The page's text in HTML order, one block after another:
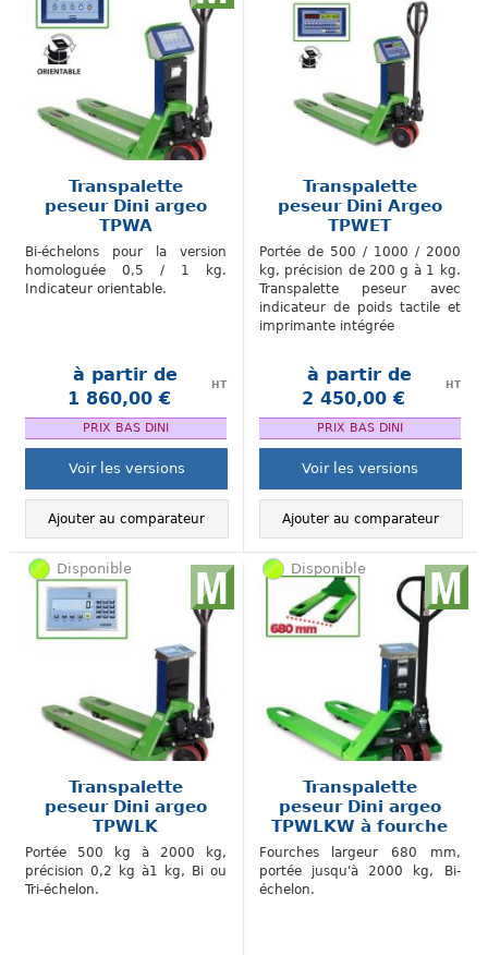
Transpalette
peseur Dini argeo
TPWA
Bi-échelons pour la version
homologuée 0,5 / 1 kg.
Indicateur orientable.
à partir de
1 860,00 €
HT
PRIX BAS DINI
Voir les versions
Ajouter au comparateur
Transpalette
peseur Dini Argeo
TPWET
Portée de 500 / 1000 / 2000
kg, précision de 200 g à 1 kg.
Transpalette peseur avec
indicateur de poids tactile et
imprimante intégrée
à partir de
2 450,00 €
HT
PRIX BAS DINI
Voir les versions
Ajouter au comparateur
Disponible
Transpalette
peseur Dini argeo
TPWLK
Portée 500 kg à 2000 kg,
précision 0,2 kg à1 kg, Bi ou
Tri-échelon.
Disponible
Transpalette
peseur Dini argeo
TPWLKW à fourche
large
Fourches largeur 680 mm,
portée jusqu'à 2000 kg, Bi-
échelon.